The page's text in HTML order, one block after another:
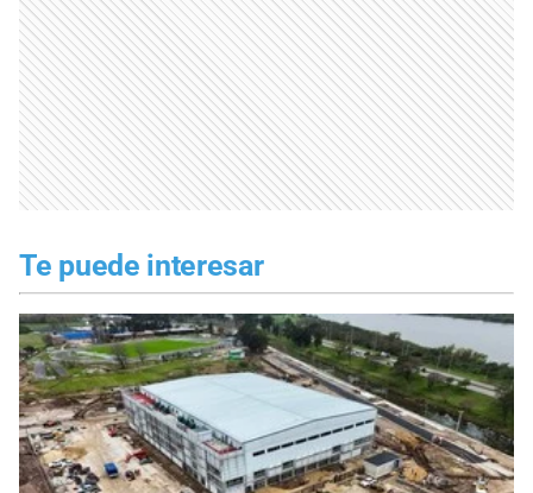
Te puede interesar